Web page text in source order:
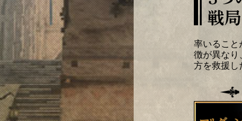
率いること
徴が異なり
方を救援し